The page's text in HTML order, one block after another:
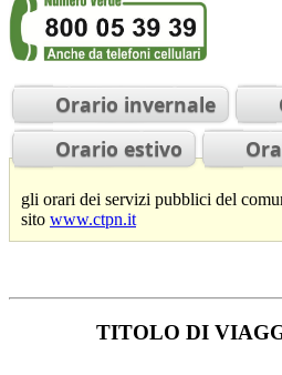
Orario invernale
Orario estivo
gli orari dei servizi pubblici del
sito www.ctpn.it
TITOLO DI